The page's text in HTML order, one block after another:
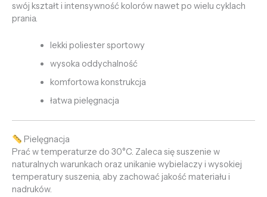
swój kształt i intensywność kolorów nawet po wielu cyklach
prania.
lekki poliester sportowy
wysoka oddychalność
komfortowa konstrukcja
łatwa pielęgnacja
Pielęgnacja
Prać w temperaturze do 30°C. Zaleca się suszenie w
naturalnych warunkach oraz unikanie wybielaczy i wysokiej
temperatury suszenia, aby zachować jakość materiału i
nadruków.